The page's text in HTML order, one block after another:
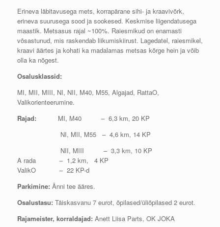
Erineva läbitavusega mets, korrapärane sihi- ja kraavivõrk,
erineva suurusega sood ja sookesed. Keskmise liigendatusega
maastik. Metsasus rajal ~100%. Raiesmikud on enamasti
võsastunud, mis raskendab liikumiskiirust. Lagedatel, raiesmikel,
kraavi äärtes ja kohati ka madalamas metsas kõrge hein ja võib
olla ka nõgest.
Osalusklassid:
MI, MII, MIII, NI, NII, M40, M55, Algajad, RattaO,
Valikorienteerumine.
Rajad: MI, M40 – 6,3 km, 20 KP
NI, MII, M55 – 4,6 km, 14 KP
NII, MIII – 3,3 km, 10 KP
A rada – 1,2 km, 4 KP
ValikO – 22 KP-d
Parkimine: Änni tee ääres.
Osalustasu: Täiskasvanu 7 eurot, õpilased/üliõpilased 2 eurot.
Rajameister, korraldajad: Anett Liisa Parts, OK JOKA